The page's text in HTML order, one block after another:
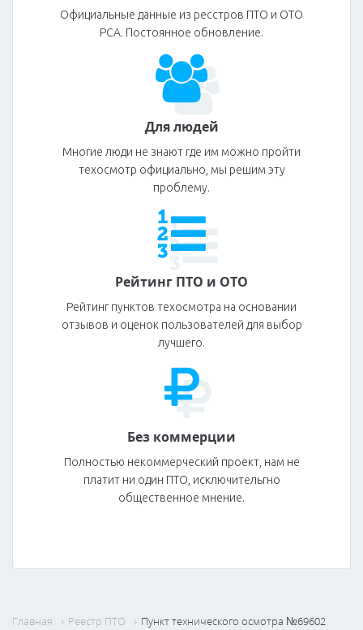
Официальные данные из ресстров ПТО и ОТО
РСА. Постоянное обновление.
Для людей
Многие люди не знают где им можно пройти
техосмотр официально, мы решим эту
проблему.
Рейтинг ПТО и ОТО
Рейтинг пунктов техосмотра на основании
отзывов и оценок пользователей для выбор
лучшего.
Без коммерции
Полностью некоммерческий проект, нам не
платит ни один ПТО, исключительгно
общественное мнение.
Главная Реестр ПТО Пункт технического осмотра №69602